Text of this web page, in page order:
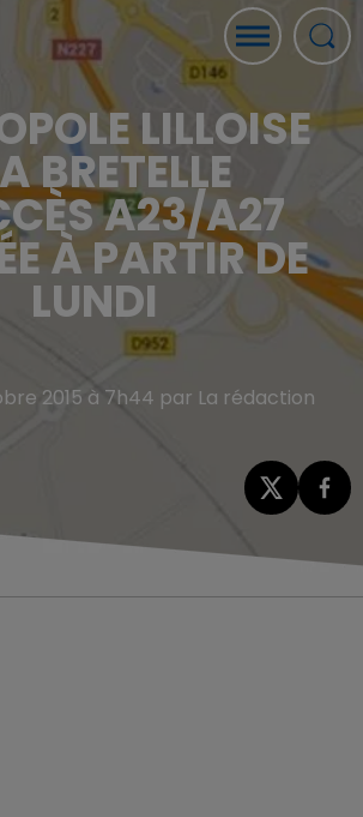
LILLOISE
BRETELLE
A23/A27
À PARTIR DE
LUNDI
2015 à 7h44 par La rédaction